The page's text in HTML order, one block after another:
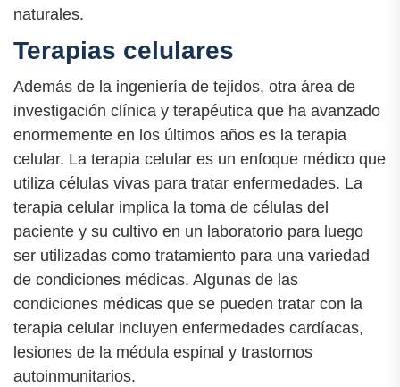
naturales.
Terapias celulares
Además de la ingeniería de tejidos, otra área de
investigación clínica y terapéutica que ha avanzado
enormemente en los últimos años es la terapia
celular. La terapia celular es un enfoque médico que
utiliza células vivas para tratar enfermedades. La
terapia celular implica la toma de células del
paciente y su cultivo en un laboratorio para luego
ser utilizadas como tratamiento para una variedad
de condiciones médicas. Algunas de las
condiciones médicas que se pueden tratar con la
terapia celular incluyen enfermedades cardíacas,
lesiones de la médula espinal y trastornos
autoinmunitarios.